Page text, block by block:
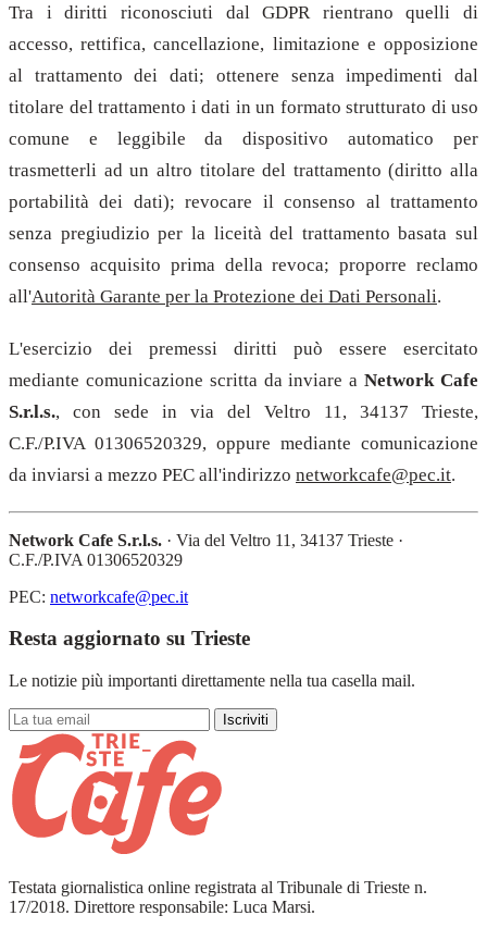
Tra i diritti riconosciuti dal GDPR rientrano quelli di
accesso, rettifica, cancellazione, limitazione e opposizione
al trattamento dei dati; ottenere senza impedimenti dal
titolare del trattamento i dati in un formato strutturato di uso
comune e leggibile da dispositivo automatico per
trasmetterli ad un altro titolare del trattamento (diritto alla
portabilità dei dati); revocare il consenso al trattamento
senza pregiudizio per la liceità del trattamento basata sul
consenso acquisito prima della revoca; proporre reclamo
all'Autorità Garante per la Protezione dei Dati Personali.
L'esercizio dei premessi diritti può essere esercitato
mediante comunicazione scritta da inviare aNetwork Cafe
S.r.l.s., con sede in via del Veltro 11, 34137 Trieste,
C.F./P.IVA 01306520329, oppure mediante comunicazione
da inviarsi a mezzo PEC all'indirizzo networkcafe@pec.it.
Network Cafe S.r.l.s. · Via del Veltro 11, 34137 Trieste ·
C.F./P.IVA 01306520329
PEC: networkcafe@pec.it
Resta aggiornato su Trieste
Le notizie più importanti direttamente nella tua casella mail.
Iscriviti
Testata giornalistica online registrata al Tribunale di Trieste n.
17/2018. Direttore responsabile: Luca Marsi.